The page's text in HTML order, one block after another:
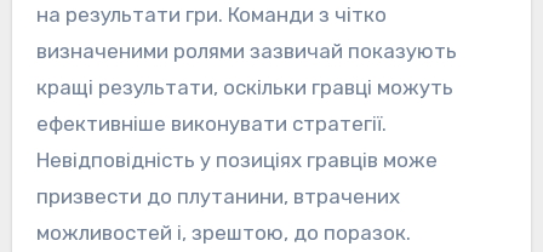
на результати гри. Команди з чітко
визначеними ролями зазвичай показують
кращі результати, оскільки гравці можуть
ефективніше виконувати стратегії.
Невідповідність у позиціях гравців може
призвести до плутанини, втрачених
можливостей і, зрештою, до поразок.